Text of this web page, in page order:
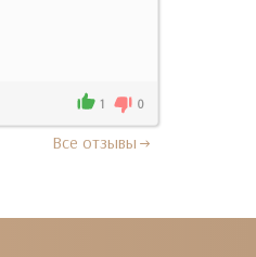
1 0
Все отзывы